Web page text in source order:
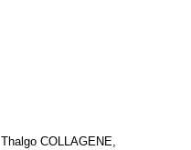
Thalgo COLLAGENE,